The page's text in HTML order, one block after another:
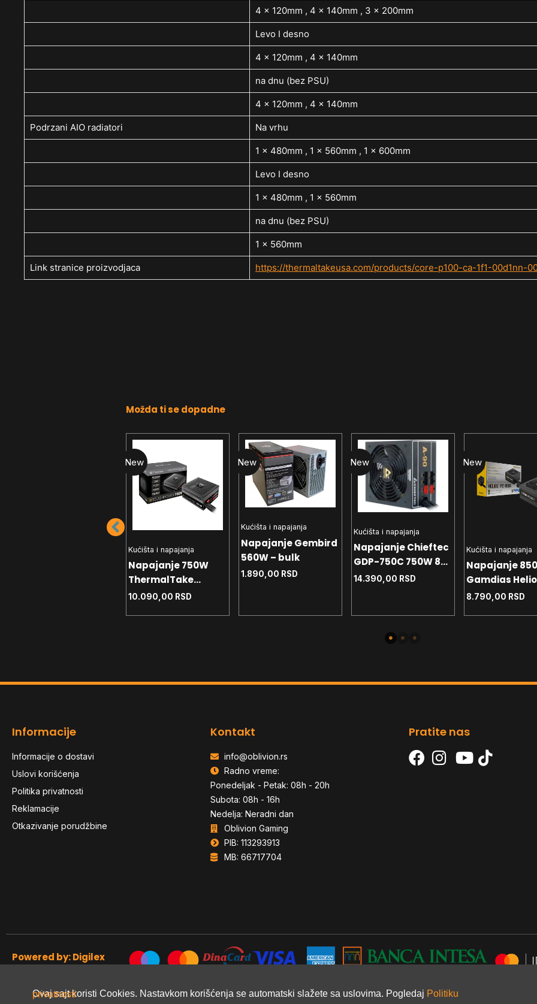
4 x 120mm , 4 x 140mm , 3 x 200mm
Levo I desno
4 x 120mm , 4 x 140mm
na dnu (bez PSU)
4 x 120mm , 4 x 140mm
Podrzani AIO radiatori Na vrhu
1 x 480mm , 1 x 560mm , 1 x 600mm
Levo I desno
1 x 480mm , 1 x 560mm
na dnu (bez PSU)
1 x 560mm
Link stranice proizvodjaca https://thermaltakeusa.com/products/core-p100-ca-1f1-00d1nn-
Možda ti se dopadne
New
Kućišta i napajanja
Napajanje 750W
ThermalTake
Toughpower GX3 SE
10.090,00 RSD
New
Kućišta i napajanja
Napajanje Gembird
560W – bulk
1.890,00 RSD
New
Kućišta i napajanja
Napajanje Chieftec
GDP-750C 750W 80+
Bronze
14.390,00 RSD
New
Kućišta i napajanja
Napajanje
Gamdias
850G Gold
8.790,00 RSD
Informacije
Informacije o dostavi
Uslovi korišćenja
Politika privatnosti
Reklamacije
Otkazivanje porudžbine
Kontakt
info@oblivion.rs
Radno vreme:
Ponedeljak - Petak: 08h - 20h
Subota: 08h - 16h
Nedelja: Neradni dan
Oblivion Gaming
PIB: 113293913
MB: 66717704
Pratite nas
Powered by: Digilex
Ovaj sajt koristi Cookies. Nastavkom korišćenja se automatski slažete sa uslovima. Pogledaj
Politiku privatnosti